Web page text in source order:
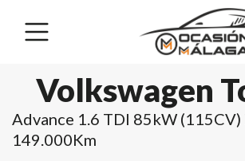
Volkswagen
Advance 1.6 TDI 85kW (115CV)
149.000Km